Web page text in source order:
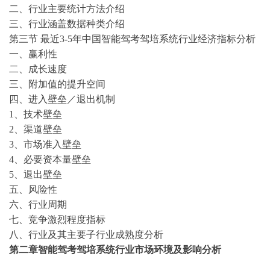
二、行业主要统计方法介绍
三、行业涵盖数据种类介绍
第三节 最近3-5年中国智能驾考驾培系统行业经济指标分析
一、赢利性
二、成长速度
三、附加值的提升空间
四、进入壁垒／退出机制
1、技术壁垒
2、渠道壁垒
3、市场准入壁垒
4、必要资本量壁垒
5、退出壁垒
五、风险性
六、行业周期
七、竞争激烈程度指标
八、行业及其主要子行业成熟度分析
第二章智能驾考驾培系统行业市场环境及影响分析